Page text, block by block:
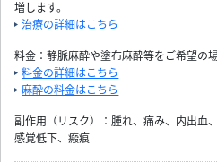
増します。
治療の詳細はこちら
料金：静脈麻酔や塗布麻酔等をご希望の
料金の詳細はこちら
麻酔の料金はこちら
副作用（リスク）：腫れ、痛み、内出血
感覚低下、瘢痕